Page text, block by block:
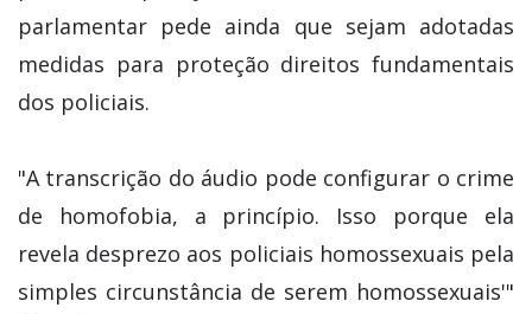
parlamentar pede ainda que sejam adotadas
medidas para proteção direitos fundamentais
dos policiais.
"A transcrição do áudio pode configurar o crime
de homofobia, a princípio. Isso porque ela
revela desprezo aos policiais homossexuais pela
simples circunstância de serem homossexuais'"